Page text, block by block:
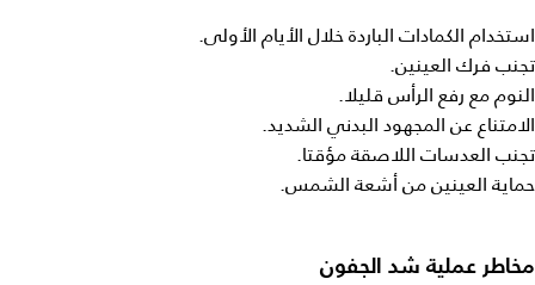
استخدام الكمادات الباردة خلال الأيام الأولى.
تجنب فرك العينين.
النوم مع رفع الرأس قليلا.
الامتناع عن المجهود البدني الشديد.
تجنب العدسات اللاصقة مؤقتا.
حماية العينين من أشعة الشمس.
مخاطر عملية شد الجفون